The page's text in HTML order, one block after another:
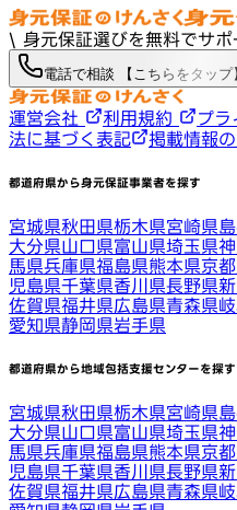
\ 身元保証選びを無料でサ
電話で相談 【こちらをタップ
運営会社 利用規約 プラ
法に基づく表記
掲載情報
都道府県から身元保証事業者を探す
宮城県秋田県栃木県宮崎県
大分県山口県富山県埼玉県
馬県兵庫県福島県熊本県京
児島県千葉県香川県長野県
佐賀県福井県広島県青森県
愛知県静岡県岩手県
都道府県から地域包括支援センターを探す
宮城県秋田県栃木県宮崎県
大分県山口県富山県埼玉県
馬県兵庫県福島県熊本県京
児島県千葉県香川県長野県
佐賀県福井県広島県青森県